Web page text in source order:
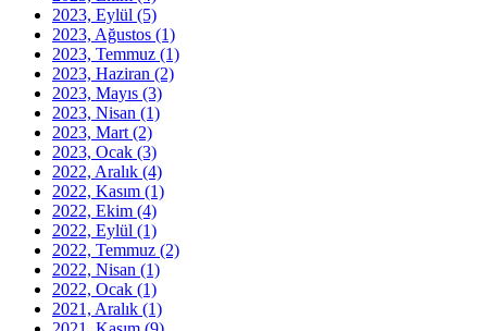
2023, Eylül (5)
2023, Ağustos (1)
2023, Temmuz (1)
2023, Haziran (2)
2023, Mayıs (3)
2023, Nisan (1)
2023, Mart (2)
2023, Ocak (3)
2022, Aralık (4)
2022, Kasım (1)
2022, Ekim (4)
2022, Eylül (1)
2022, Temmuz (2)
2022, Nisan (1)
2022, Ocak (1)
2021, Aralık (1)